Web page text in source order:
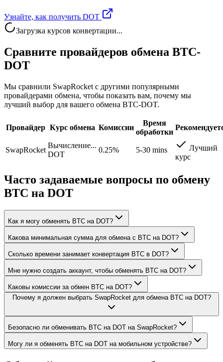
Узнайте, как получить DOT
Загрузка курсов конвертации...
Сравните провайдеров обмена BTC-
DOT
Мы сравнили SwapRocket с другими популярными
провайдерами обмена, чтобы показать вам, почему мы
лучший выбор для вашего обмена BTC-DOT.
Провайдер Курс обмена Комиссии
Время
обработки
SwapRocket
Вычисление...
DOT
0.25% 5-30 mins
Лучший
курс
Часто задаваемые вопросы по обмену
BTC на DOT
Как я могу обменять BTC на DOT?
Какова минимальная сумма для обмена с BTC на DOT?
Сколько времени занимает конвертация BTC в DOT?
Мне нужно создать аккаунт, чтобы обменять BTC на DOT?
Каковы комиссии за обмен BTC на DOT?
Почему я должен выбрать SwapRocket для обмена BTC на DOT?
Безопасно ли обменивать BTC на DOT на SwapRocket?
Могу ли я обменять BTC на DOT на мобильном устройстве?